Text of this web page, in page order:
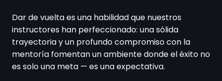
Dar de vuelta es una habilidad que nuestros
instructores han perfeccionado: una sólida
trayectoria y un profundo compromiso con la
mentoría fomentan un ambiente donde el éxito no
es solo una meta — es una expectativa.